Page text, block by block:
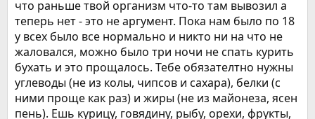
что раньше твой организм что-то там вывозил а
теперь нет - это не аргумент. Пока нам было по 18
у всех было все нормально и никто ни на что не
жаловался, можно было три ночи не спать курить
бухать и это прощалось. Тебе обязателтно нужны
углеводы (не из колы, чипсов и сахара), белки (с
ними проще как раз) и жиры (не из майонеза, ясен
пень). Ешь курицу, говядину, рыбу, орехи, фрукты,